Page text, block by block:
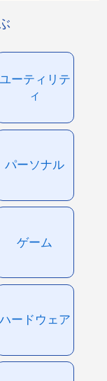
ユーティリテ
ィ
パーソナル
ゲーム
ハードウェア